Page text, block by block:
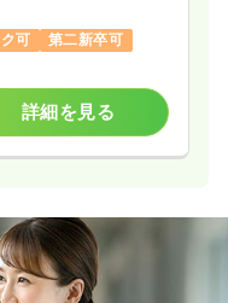
可
第二新卒可
詳細を見る